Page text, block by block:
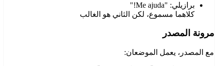
برازيلي: "Me ajuda!"
كلاهما مسموع، لكن الثاني هو الغالب
مرونة المصدر
مع المصدر، يعمل الموضعان: